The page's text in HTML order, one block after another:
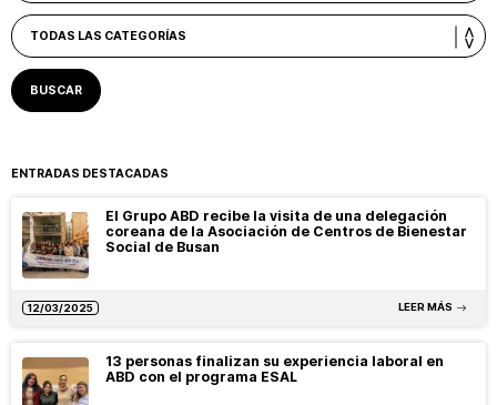
ENTRADAS DESTACADAS
El Grupo ABD recibe la visita de una delegación
coreana de la Asociación de Centros de Bienestar
Social de Busan
12/03/2025 LEER MÁS
13 personas finalizan su experiencia laboral en
ABD con el programa ESAL